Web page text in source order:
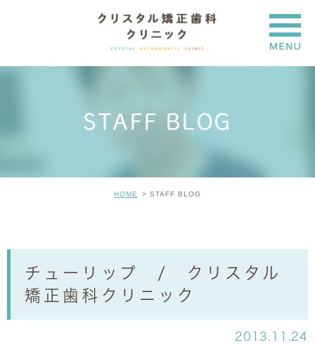
STAFF BLOG
HOME STAFF BLOG
チューリップ / クリスタル
矯正歯科クリニック
2013.11.24